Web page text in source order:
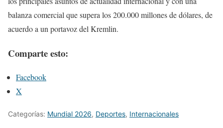
balanza comercial que supera los 200.000 millones de dólares, de
acuerdo a un portavoz del Kremlin.
Comparte esto:
Facebook
X
Categorías: Mundial 2026, Deportes, Internacionales